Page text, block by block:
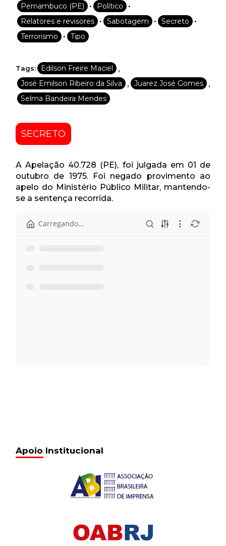
Pernambuco (PE) • Político •
Relatores e revisores • Sabotagem • Secreto •
Terrorismo • Tipo
Tags: Edilson Freire Maciel ,
José Emilson Ribeiro da Silva , Juarez José Gomes ,
Selma Bandeira Mendes
SECRETO
A Apelação 40.728 (PE), foi julgada em 01 de
outubro de 1975. Foi negado provimento ao
apelo do Ministério Público Militar, mantendo-
se a sentença recorrida​.
Carregando…
Apoio Institucional